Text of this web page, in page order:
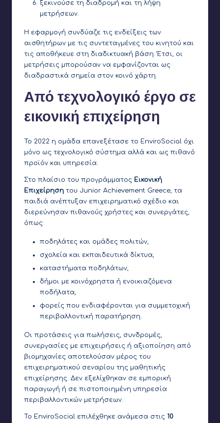
ξεκινούσε τη διαδρομή και τη λήψη
μετρήσεων.
Η εφαρμογή συνδύαζε τις ενδείξεις των
αισθητήρων με τις συντεταγμένες του κινητού και
τις αποθήκευε στη διαδικτυακή βάση. Έτσι, οι
μετρήσεις μπορούσαν να εμφανίζονται ως
διαδραστικά σημεία στον κοινό χάρτη.
Από τεχνολογικό έργο σε
εικονική επιχείρηση
Το 2022 η ομάδα επανεξέτασε το EnviroSocial όχι
μόνο ως τεχνολογικό σύστημα αλλά και ως πιθανό
προϊόν και υπηρεσία.
Στο πλαίσιο του προγράμματος Εικονική
Επιχείρηση του Junior Achievement Greece, τα
παιδιά ανέπτυξαν επιχειρηματικό σχέδιο και
διερεύνησαν πιθανούς χρήστες και συνεργάτες,
όπως:
ποδηλάτες και ομάδες πολιτών,
σχολεία και εκπαιδευτικά δίκτυα,
καταστήματα ποδηλάτων,
δήμοι με κοινόχρηστα ή ενοικιαζόμενα
ποδήλατα,
φορείς που ενδιαφέρονται για συμμετοχική
περιβαλλοντική παρατήρηση.
Οι προτάσεις για πωλήσεις, συνδρομές,
συνεργασίες με επιχειρήσεις ή αξιοποίηση από
βιομηχανίες αποτελούσαν μέρος του
επιχειρηματικού σεναρίου της μαθητικής
επιχείρησης. Δεν εξελίχθηκαν σε εμπορική
παραγωγή ή σε πιστοποιημένη υπηρεσία
περιβαλλοντικών μετρήσεων.
Το EnviroSocial επιλέχθηκε ανάμεσα στις 10